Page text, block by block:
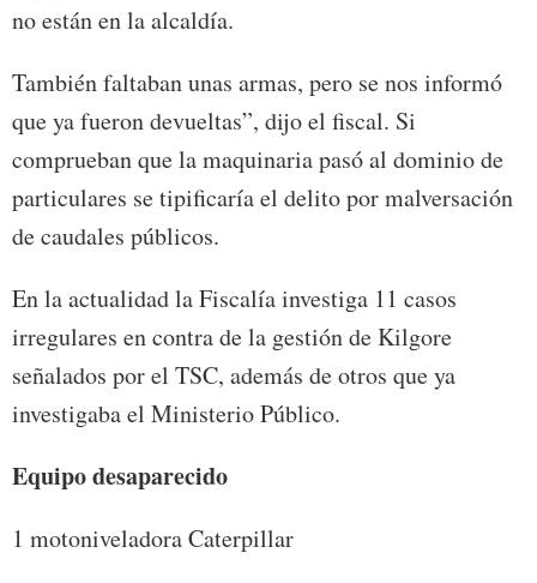
no están en la alcaldía.
También faltaban unas armas, pero se nos informó
que ya fueron devueltas”, dijo el fiscal. Si
comprueban que la maquinaria pasó al dominio de
particulares se tipificaría el delito por malversación
de caudales públicos.
En la actualidad la Fiscalía investiga 11 casos
irregulares en contra de la gestión de Kilgore
señalados por el TSC, además de otros que ya
investigaba el Ministerio Público.
Equipo desaparecido
1 motoniveladora Caterpillar